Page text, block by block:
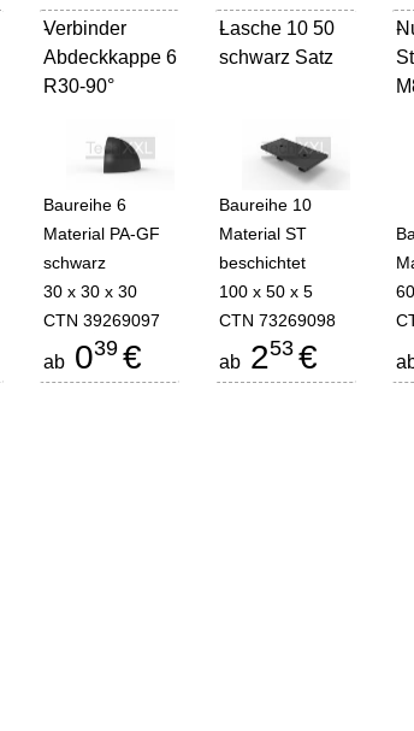
Verbinder
Abdeckkappe 6
R30-90°
-
Baureihe 6
Material PA-GF
schwarz
30 x 30 x 30
CTN 39269097
ab039 €
Lasche 10 50
schwarz Satz
-
Baureihe 10
Material ST
beschichtet
100 x 50 x 5
CTN 73269098
ab 253 €
-